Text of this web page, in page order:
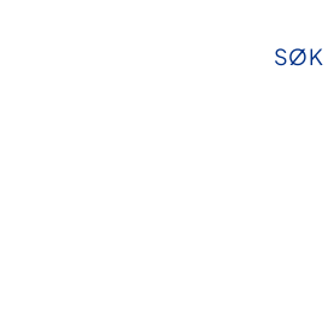
SØK